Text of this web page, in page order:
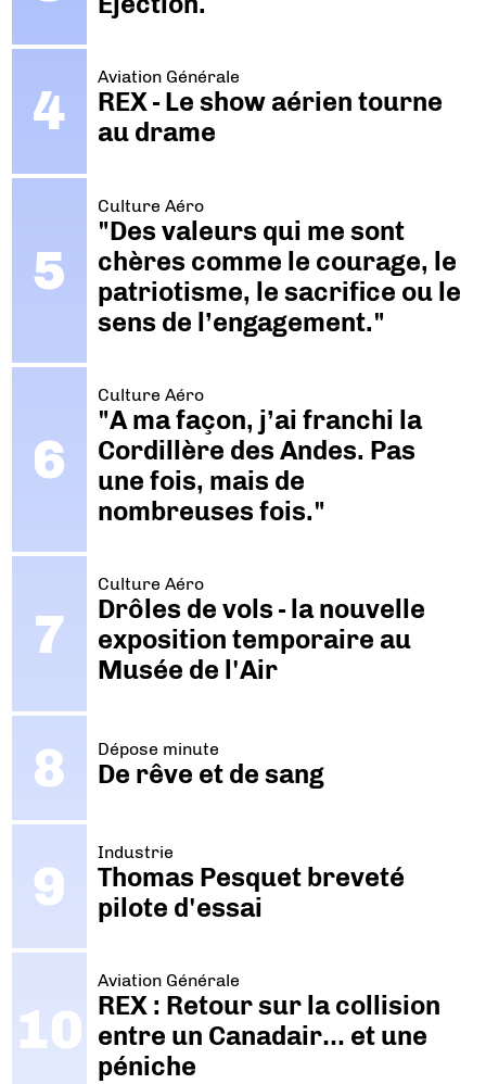
Aviation Générale
REX - Le show aérien tourne
au drame
Culture Aéro
"Des valeurs qui me sont
chères comme le courage, le
patriotisme, le sacrifice ou le
sens de l’engagement."
Culture Aéro
"A ma façon, j’ai franchi la
Cordillère des Andes. Pas
une fois, mais de
nombreuses fois."
Culture Aéro
Drôles de vols - la nouvelle
exposition temporaire au
Musée de l'Air
Dépose minute
De rêve et de sang
Industrie
Thomas Pesquet breveté
pilote d'essai
Aviation Générale
REX : Retour sur la collision
entre un Canadair… et une
péniche